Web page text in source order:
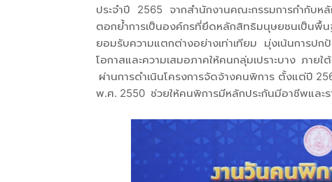
ประจำปี 2565 จากสำนักงานคณะกรรมการกำกั
ตอกย้ำการเป็นองค์กรที่ยึดหลักสิทธิมนุษยชนเป็นพื้
ยอมรับความแตกต่างอย่างเท่าเทียม มุ่งเน้นการ
โอกาสและความเสมอภาคให้คนกลุ่มเปราะบาง ภา
ผ่านการดำเนินโครงการจัดจ้างคนพิการ ตั้งแต่ปี
พ.ศ. 2550 ช่วยให้คนพิการมีหลักประกันมีอาชีพแล